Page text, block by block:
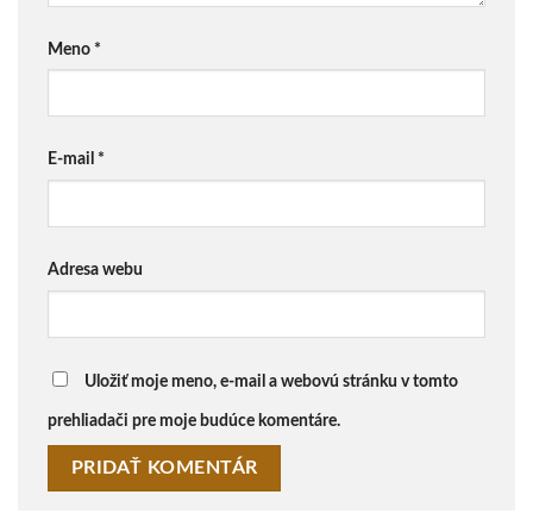
Meno *
E-mail *
Adresa webu
Uložiť moje meno, e-mail a webovú stránku v tomto
prehliadači pre moje budúce komentáre.